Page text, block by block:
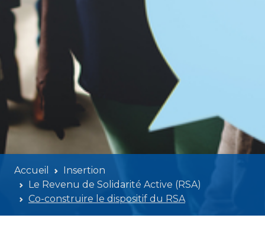
Accueil
Insertion
Le Revenu de Solidarité Active (RSA)
Co-construire le dispositif du RSA